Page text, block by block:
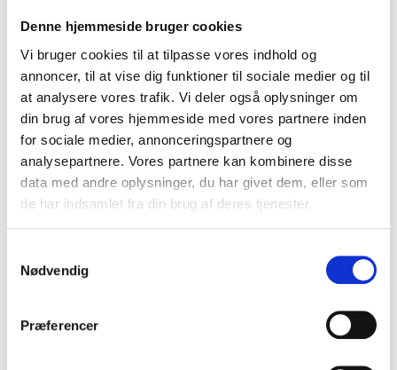
Denne hjemmeside bruger cookies
Vi bruger cookies til at tilpasse vores indhold og
annoncer, til at vise dig funktioner til sociale medier og til
at analysere vores trafik. Vi deler også oplysninger om
din brug af vores hjemmeside med vores partnere inden
for sociale medier, annonceringspartnere og
analysepartnere. Vores partnere kan kombinere disse
data med andre oplysninger, du har givet dem, eller som
de har indsamlet fra din brug af deres tjenester.
Nødvendig
Præferencer